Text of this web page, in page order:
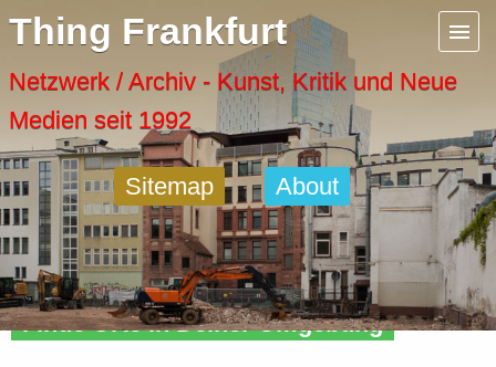
Thing Frankfurt
Netzwerk / Archiv - Kunst, Kritik und Neue
Medien seit 1992
Sitemap About
Finde Orte in Deiner Umgebung
Menu
Artspaces
Cool Places
Frankfurt Diary
Activity
Recent Posts